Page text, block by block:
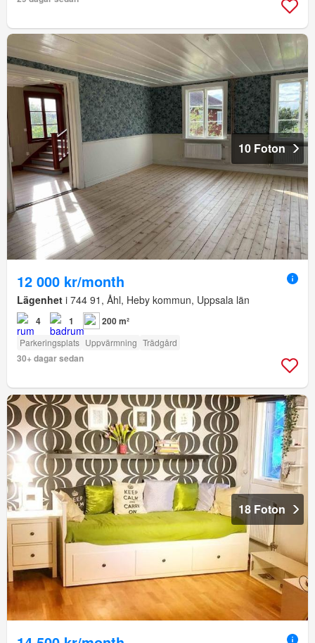
10 Foton
12 000 kr/month
Lägenhet i 744 91, Åhl, Heby kommun, Uppsala län
4 1 200 m²
Parkeringsplats Uppvärmning Trädgård
30+ dagar sedan
18 Foton